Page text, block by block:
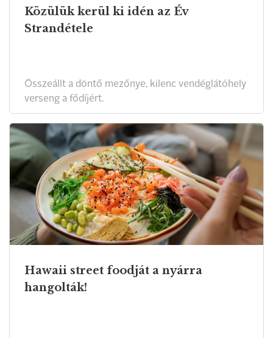
Közülük kerül ki idén az Év
Strandétele
Összeállt a döntő mezőnye, kilenc vendéglátóhely
verseng a fődíjért.
Hawaii street foodját a nyárra
hangolták!